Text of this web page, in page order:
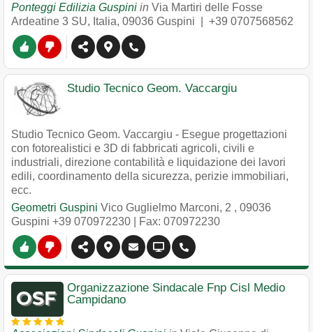
Ponteggi Edilizia Guspini in Via Martiri delle Fosse
Ardeatine 3 SU, Italia, 09036 Guspini +39 0707568562
Studio Tecnico Geom. Vaccargiu
Studio Tecnico Geom. Vaccargiu - Esegue progettazioni
con fotorealistici e 3D di fabbricati agricoli, civili e
industriali, direzione contabilità e liquidazione dei lavori
edili, coordinamento della sicurezza, perizie immobiliari,
ecc.
Geometri Guspini Vico Guglielmo Marconi, 2 , 09036
Guspini +39 070972230 | Fax: 070972230
Organizzazione Sindacale Fnp Cisl Medio
Campidano